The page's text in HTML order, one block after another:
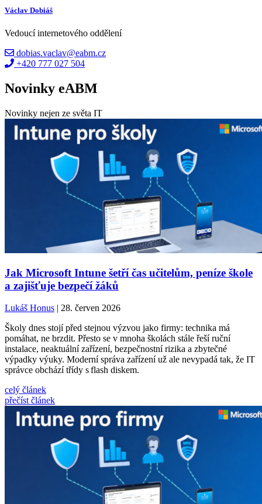
Václav Dobiáš
Vedoucí internetového oddělení
dobias.vaclav@eabm.cz
+420 777 027 504
Novinky eABM
Novinky nejen ze světa IT
Jak Microsoft Intune šetří čas učitelům, peníze škole
a zajišťuje bezpečí žáků
Lukáš Honus | 28. červen 2026
Školy dnes stojí před stejnou výzvou jako firmy: technika má
pomáhat, ne brzdit. Přesto se v mnoha školách stále řeší ruční
instalace, neaktuální zařízení, bezpečnostní rizika a zbytečné
výpadky výuky. Moderní správa zařízení už ale nevypadá tak, že IT
správce obchází třídy s flash diskem.
celý článek
přečíst článek